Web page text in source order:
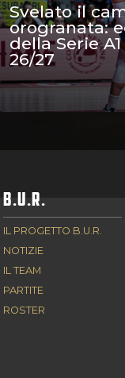
Svelato il
orogranata:
della Serie
26/27
B.U.R.
IL PROGETTO B.U.R.
NOTIZIE
IL TEAM
PARTITE
ROSTER